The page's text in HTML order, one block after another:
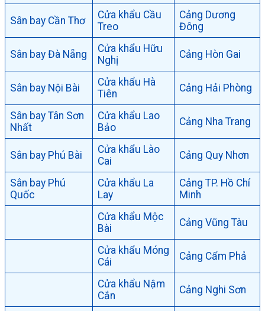
Sân bay Cần Thơ
Cửa khẩu Cầu
Treo
Cảng Dương
Đông
Sân bay Đà Nẵng
Cửa khẩu Hữu
Nghị
Cảng Hòn Gai
Sân bay Nội Bài
Cửa khẩu Hà
Tiên
Cảng Hải Phòng
Sân bay Tân Sơn
Nhất
Cửa khẩu Lao
Bảo
Cảng Nha Trang
Sân bay Phú Bài
Cửa khẩu Lào
Cai
Cảng Quy Nhơn
Sân bay Phú
Quốc
Cửa khẩu La
Lay
Cảng TP. Hồ Chí
Minh
Cửa khẩu Mộc
Bài
Cảng Vũng Tàu
Cửa khẩu Móng
Cái
Cảng Cẩm Phả
Cửa khẩu Nậm
Cắn
Cảng Nghi Sơn